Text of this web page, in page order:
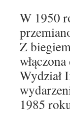
W 1950
Z
Wydział
1985